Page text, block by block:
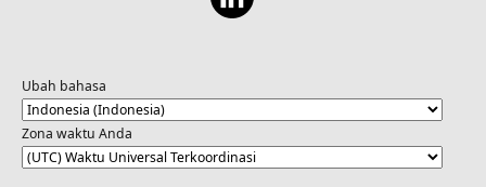
Ubah bahasa
Zona waktu Anda